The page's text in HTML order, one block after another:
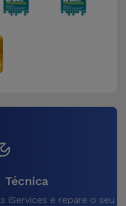
Técnica
iServices e repare o seu